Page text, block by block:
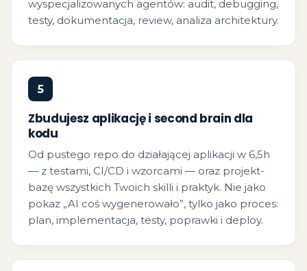
wyspecjalizowanych agentów: audit, debugging,
testy, dokumentacja, review, analiza architektury.
5
Zbudujesz aplikację i second brain dla
kodu
Od pustego repo do działającej aplikacji w 6,5h
— z testami, CI/CD i wzorcami — oraz projekt-
bazę wszystkich Twoich skilli i praktyk. Nie jako
pokaz „AI coś wygenerowało”, tylko jako proces:
plan, implementacja, testy, poprawki i deploy.